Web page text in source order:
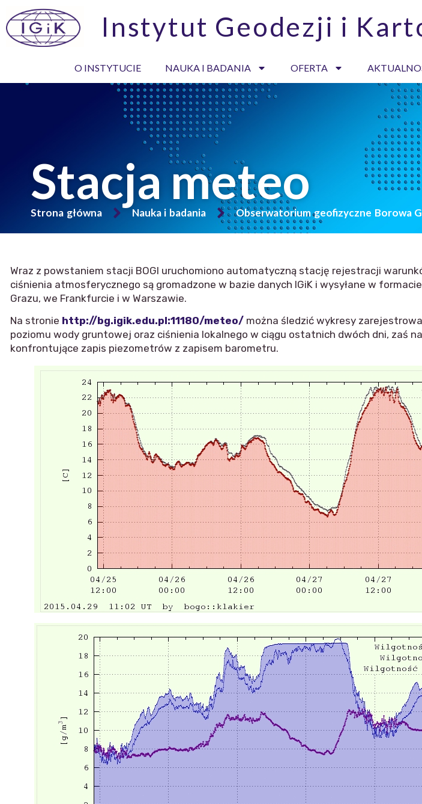
Instytut Geodezji i
O INSTYTUCIE NAUKA I BADANIA OFERTA
Stacja meteo
Strona główna Nauka i badania Obserwatorium geofizyczne Borowa
Wraz z powstaniem stacji BOGI uruchomiono automatyczną stację rejestracji
ciśnienia atmosferycznego są gromadzone w bazie danych IGiK i wysyłane w
Grazu, we Frankfurcie i w Warszawie.
Na stronie http://bg.igik.edu.pl:11180/meteo/ można śledzić wykresy
poziomu wody gruntowej oraz ciśnienia lokalnego w ciągu ostatnich dwóch dni, zaś
konfrontujące zapis piezometrów z zapisem barometru.